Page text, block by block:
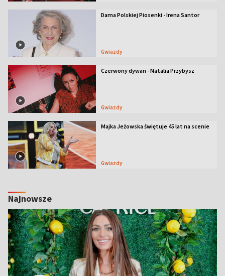
Dama Polskiej Piosenki - Irena Santor
Gwiazdy
Czerwony dywan - Natalia Przybysz
Gwiazdy
Majka Jeżowska świętuje 45 lat na scenie
Gwiazdy
Najnowsze